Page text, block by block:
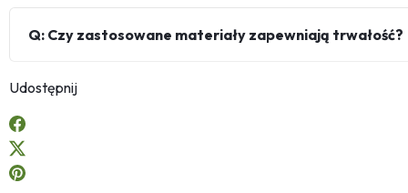
Q: Czy zastosowane materiały zapewniają trwałość?
Udostępnij